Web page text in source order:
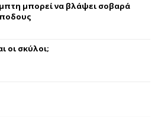
μπορεί να βλάψει σοβαρά
οι σκύλοι;